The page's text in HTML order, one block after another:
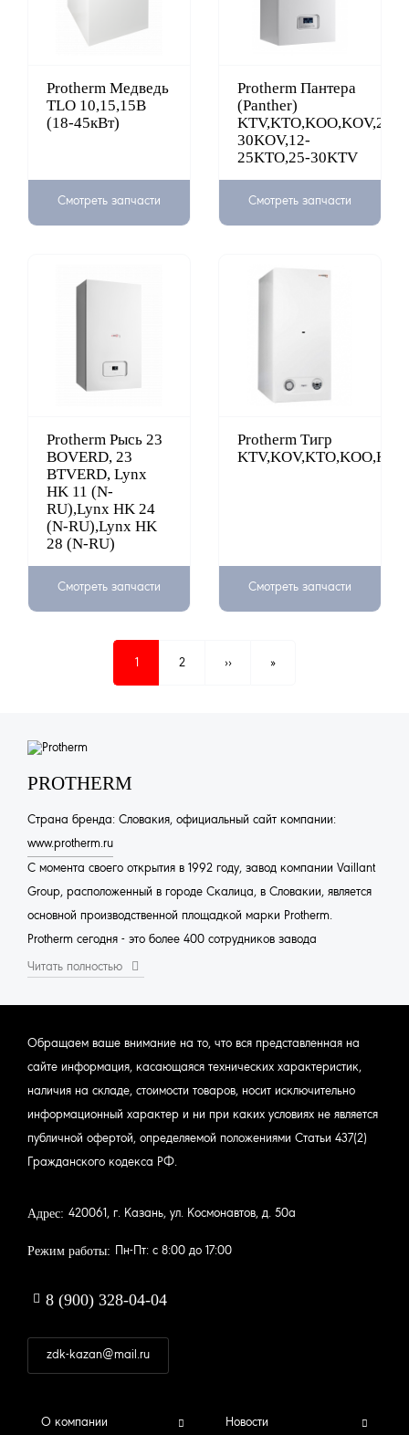
Protherm Медведь
TLO 10,15,15B
(18-45кВт)
Смотреть запчасти
Protherm Пантера
(Panther)
30KOV,12-
25KTO,25-30KTV
Смотреть запчасти
Protherm Рысь 23
BOVERD, 23
BTVERD, Lynx
HK 11 (N-
RU),Lynx HK 24
(N-RU),Lynx HK
28 (N-RU)
Смотреть запчасти
Protherm Тигр
Смотреть запчасти
Текущая
1 Page
2 Следующая
›› Последняя
»
PROTHERM
Страна бренда: Словакия, официальный сайт компании:
www.protherm.ru
С момента своего открытия в 1992 году, завод компании Vaillant
Group, расположенный в городе Скалица, в Словакии, является
основной производственной площадкой марки Protherm.
Protherm сегодня - это более 400 сотрудников завода
Свыше 350 тысяч котлов производится ежедневно
соответствии со стандартом ISO 9001 и ежегодно проходит
проверку фирмы “Bureau Veritas Quality International”
может быть устроена по принципу конвейера (например, для
крупногабаритных и тяжелых напольных котлов) или по принципу
«один котёл – один мастер» (”one piece flow”), где каждый котел
качества, проверка элементов безопасности и блока управления
На территории завода расположена испытательная
зарубежными испытательными лабораториями.
Читать полностью
Обращаем ваше внимание на то, что вся представленная на
сайте информация, касающаяся технических характеристик,
наличия на складе, стоимости товаров, носит исключительно
информационный характер и ни при каких условиях не является
публичной офертой, определяемой положениями Статьи 437(2)
Гражданского кодекса РФ.
Адрес: 420061, г. Казань, ул. Космонавтов, д. 50а
Режим работы: Пн-Пт: с 8:00 до 17:00
8 (900) 328-04-04
zdk-kazan@mail.ru
FOOTER
О компании Новости